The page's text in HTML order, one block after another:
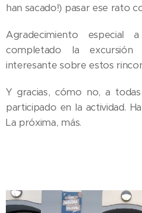
han sacado!) pasar ese rato
Agradecimiento especial
completado la
interesante sobre estos
Y gracias, cómo no, a
participado en la actividad.
La próxima, más.